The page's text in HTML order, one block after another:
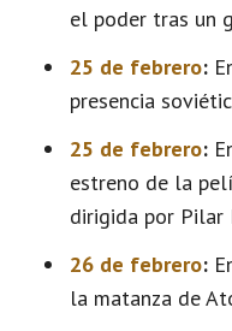
el poder tras un
25 de febrero:
presencia
25 de febrero:
estreno de la
dirigida por Pilar
26 de febrero:
la matanza de